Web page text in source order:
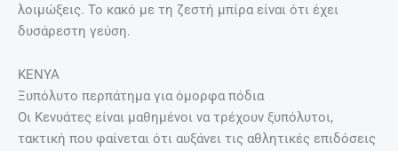
λοιμώξεις. Το κακό με τη ζεστή μπίρα είναι ότι έχει
δυσάρεστη γεύση.
ΚΕΝΥΑ
Ξυπόλυτο περπάτημα για όμορφα πόδια
Οι Κενυάτες είναι μαθημένοι να τρέχουν ξυπόλυτοι,
τακτική που φαίνεται ότι αυξάνει τις αθλητικές επιδόσεις